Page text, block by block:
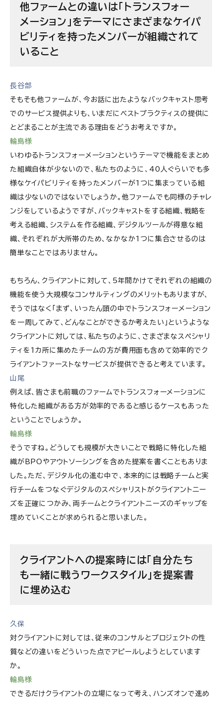
他ファームとの違いは「トランスフォー
メーション」をテーマにさまざまなケイパ
ビリティを持ったメンバーが組織されて
いること
長谷部
そもそも他ファームが、今お話に出たようなバックキャスト思考
でのサービス提供よりも、いまだにベストプラクティスの提供に
とどまることが主流である理由をどうお考えですか。
輪島様
いわゆるトランスフォーメーションというテーマで機能をまとめ
た組織自体が少ないので、私たちのように、40人ぐらいでも多
様なケイパビリティを持ったメンバーが1つに集まっている組
織は少ないのではないでしょうか。他ファームでも同様のチャレ
ンジをしているようですが、バックキャストをする組織、戦略を
考える組織、システムを作る組織、デジタルツールが得意な組
織、それぞれが大所帯のため、なかなか1つに集合させるのは
簡単なことではありません。
もちろん、クライアントに対して、5年間かけてそれぞれの組織の
機能を使う大規模なコンサルティングのメリットもありますが、
そうではなく「まず、いったん頭の中でトランスフォーメーション
を一周してみて、どんなことができるか考えたい」というような
クライアントに対しては、私たちのように、さまざまなスペシャリ
ティを1カ所に集めたチームの方が費用面も含めて効率的でク
ライアントファーストなサービスが提供できると考えています。
山尾
例えば、皆さまも前職のファームでトランスフォーメーションに
特化した組織がある方が効率的であると感じるケースもあった
ということでしょうか。
輪島様
そうですね。どうしても規模が大きいことで戦略に特化した組
織がBPOやアウトソーシングを含めた提案を書くこともありま
した。ただ、デジタル化の進む中で、本来的には戦略チームと実
行チームをつなぐデジタルのスペシャリストがクライアントニー
ズを正確につかみ、両チームとクライアントニーズのギャップを
埋めていくことが求められると思いました。
クライアントへの提案時には「自分たち
も一緒に戦うワークスタイル」を提案書
に埋め込む
久保
対クライアントに対しては、従来のコンサルとプロジェクトの性
質などの違いをどういった点でアピールしようとしています
か。
輪島様
できるだけクライアントの立場になって考え、ハンズオンで進め